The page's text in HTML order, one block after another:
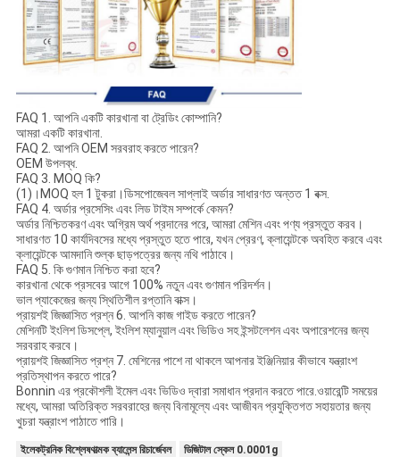
FAQ 1. আপনি একটি কারখানা বা ট্রেডিং কোম্পানি?
আমরা একটি কারখানা.
FAQ 2. আপনি OEM সরবরাহ করতে পারেন?
OEM উপলব্ধ.
FAQ 3. MOQ কি?
(1)।MOQ হল 1 টুকরা।ডিসপোজেবল সাপ্লাই অর্ডার সাধারণত অন্তত 1 বক্স.
FAQ 4. অর্ডার প্রসেসিং এবং লিড টাইম সম্পর্কে কেমন?
অর্ডার নিশ্চিতকরণ এবং অগ্রিম অর্থ প্রদানের পরে, আমরা মেশিন এবং পণ্য প্রস্তুত করব।
সাধারণত 10 কার্যদিবসের মধ্যে প্রস্তুত হতে পারে, যখন প্রেরণ, ক্লায়েন্টকে অবহিত করবে এবং
ক্লায়েন্টকে আমদানি শুল্ক ছাড়পত্রের জন্য নথি পাঠাবে।
FAQ 5. কি গুণমান নিশ্চিত করা হবে?
কারখানা থেকে প্রসবের আগে 100% নতুন এবং গুণমান পরিদর্শন।
ভাল প্যাকেজের জন্য স্থিতিশীল রপ্তানি বাক্স।
প্রায়শই জিজ্ঞাসিত প্রশ্ন 6. আপনি কাজ গাইড করতে পারেন?
মেশিনটি ইংলিশ ডিসপ্লে, ইংলিশ ম্যানুয়াল এবং ভিডিও সহ ইন্সটলেশন এবং অপারেশনের জন্য
সরবরাহ করবে।
প্রায়শই জিজ্ঞাসিত প্রশ্ন 7. মেশিনের পাশে না থাকলে আপনার ইঞ্জিনিয়ার কীভাবে যন্ত্রাংশ
প্রতিস্থাপন করতে পারে?
Bonnin এর প্রকৌশলী ইমেল এবং ভিডিও দ্বারা সমাধান প্রদান করতে পারে.ওয়ারেন্টি সময়ের
মধ্যে, আমরা অতিরিক্ত সরবরাহের জন্য বিনামূল্যে এবং আজীবন প্রযুক্তিগত সহায়তার জন্য
খুচরা যন্ত্রাংশ পাঠাতে পারি।
ইলেকট্রনিক বিশ্লেষণাত্মক ব্যালেন্স রিচার্জেবল
ডিজিটাল স্কেল 0.0001g